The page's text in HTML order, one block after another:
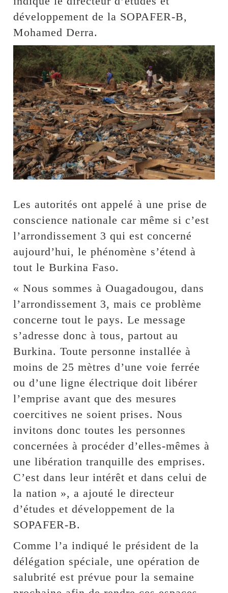
développement de la SOPAFER-B,
Mohamed Derra.
Les autorités ont appelé à une prise de
conscience nationale car même si c’est
l’arrondissement 3 qui est concerné
aujourd’hui, le phénomène s’étend à
tout le Burkina Faso.
« Nous sommes à Ouagadougou, dans
l’arrondissement 3, mais ce problème
concerne tout le pays. Le message
s’adresse donc à tous, partout au
Burkina. Toute personne installée à
moins de 25 mètres d’une voie ferrée
ou d’une ligne électrique doit libérer
l’emprise avant que des mesures
coercitives ne soient prises. Nous
invitons donc toutes les personnes
concernées à procéder d’elles-mêmes à
une libération tranquille des emprises.
C’est dans leur intérêt et dans celui de
la nation », a ajouté le directeur
d’études et développement de la
SOPAFER-B.
Comme l’a indiqué le président de la
délégation spéciale, une opération de
salubrité est prévue pour la semaine